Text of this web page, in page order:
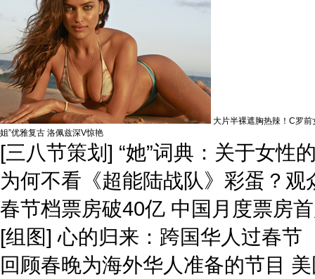
大片半裸遮胸热辣！C罗
姐”优雅复古 洛佩兹深V惊艳
[三八节策划] “她”词典：关于女性
为何不看《超能陆战队》彩蛋？观
春节档票房破40亿 中国月度票房
[组图] 心的归来：跨国华人过春节
回顾春晚为海外华人准备的节目